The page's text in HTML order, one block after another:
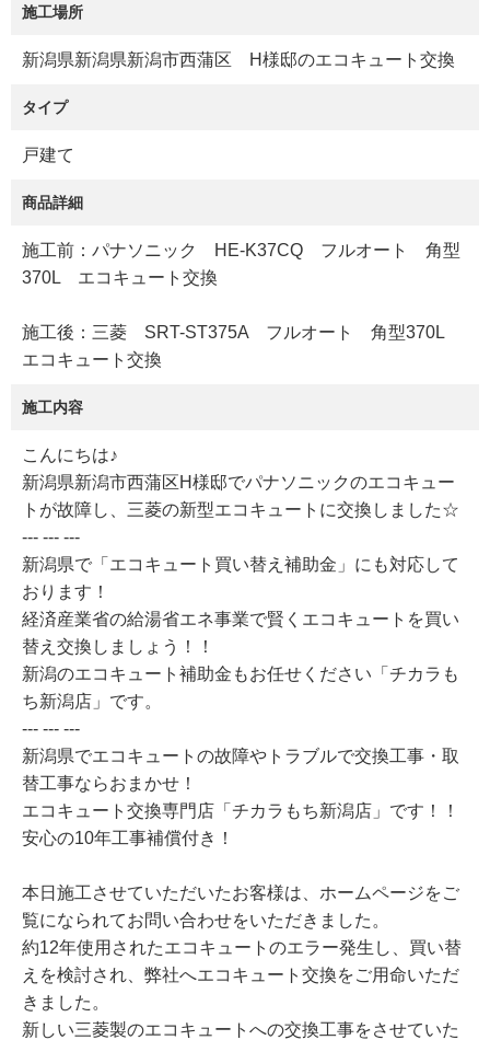
施工場所
新潟県新潟県新潟市西蒲区 H様邸のエコキュート交換
タイプ
戸建て
商品詳細
施工前：パナソニック HE-K37CQ フルオート 角型
370L エコキュート交換
施工後：三菱 SRT-ST375A フルオート 角型370L
エコキュート交換
施工内容
こんにちは♪
新潟県新潟市西蒲区H様邸でパナソニックのエコキュー
トが故障し、三菱の新型エコキュートに交換しました☆
--- --- ---
新潟県で「エコキュート買い替え補助金」にも対応して
おります！
経済産業省の給湯省エネ事業で賢くエコキュートを買い
替え交換しましょう！！
新潟のエコキュート補助金もお任せください「チカラも
ち新潟店」です。
--- --- ---
新潟県でエコキュートの故障やトラブルで交換工事・取
替工事ならおまかせ！
エコキュート交換専門店「チカラもち新潟店」です！！
安心の10年工事補償付き！
本日施工させていただいたお客様は、ホームページをご
覧になられてお問い合わせをいただきました。
約12年使用されたエコキュートのエラー発生し、買い替
えを検討され、弊社へエコキュート交換をご用命いただ
きました。
新しい三菱製のエコキュートへの交換工事をさせていた